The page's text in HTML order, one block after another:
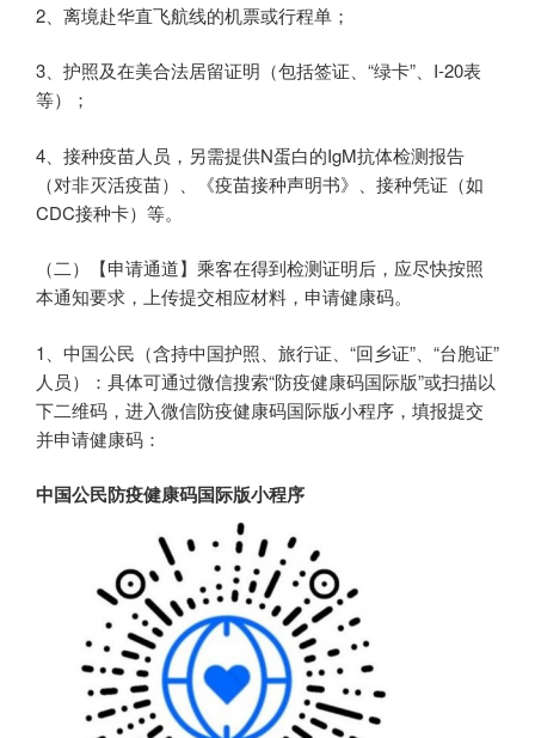
2、离境赴华直飞航线的机票或行程单；
3、护照及在美合法居留证明（包括签证、“绿卡”、I-20表
等）；
4、接种疫苗人员，另需提供N蛋白的IgM抗体检测报告
（对非灭活疫苗）、《疫苗接种声明书》、接种凭证（如
CDC接种卡）等。
（二）【申请通道】乘客在得到检测证明后，应尽快按照
本通知要求，上传提交相应材料，申请健康码。
1、中国公民（含持中国护照、旅行证、“回乡证”、“台胞证”
人员）：具体可通过微信搜索“防疫健康码国际版”或扫描以
下二维码，进入微信防疫健康码国际版小程序，填报提交
并申请健康码：
中国公民防疫健康码国际版小程序